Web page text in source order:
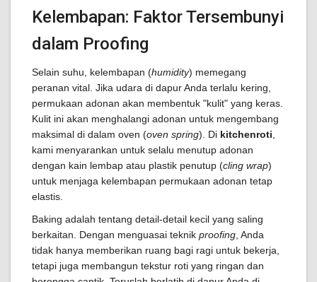
Kelembapan: Faktor Tersembunyi
dalam Proofing
Selain suhu, kelembapan (humidity) memegang
peranan vital. Jika udara di dapur Anda terlalu kering,
permukaan adonan akan membentuk "kulit" yang keras.
Kulit ini akan menghalangi adonan untuk mengembang
maksimal di dalam oven (oven spring). Di kitchenroti
kami menyarankan untuk selalu menutup adonan
dengan kain lembap atau plastik penutup (cling wrap)
untuk menjaga kelembapan permukaan adonan tetap
elastis.
Baking adalah tentang detail-detail kecil yang saling
berkaitan. Dengan menguasai teknik proofing , Anda
tidak hanya memberikan ruang bagi ragi untuk bekerja,
tetapi juga membangun tekstur roti yang ringan dan